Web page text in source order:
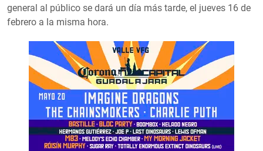
general al público se dará un día más tarde, el jueves 16 de
febrero a la misma hora.